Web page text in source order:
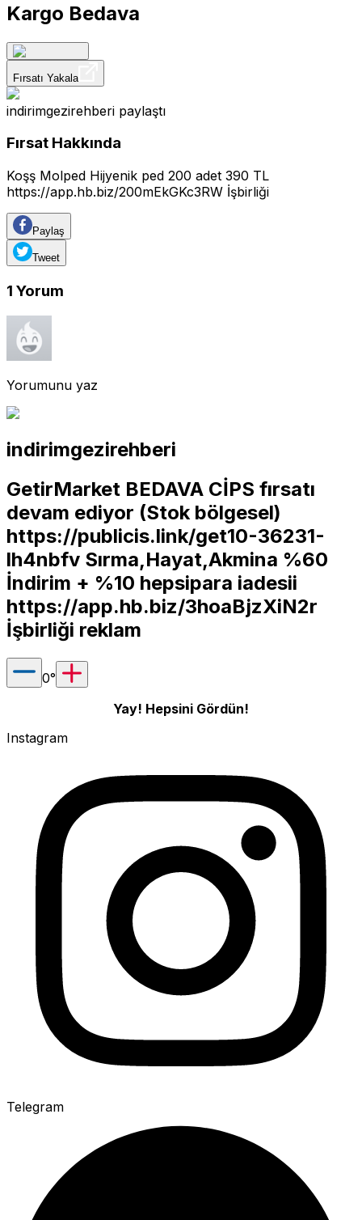
Kargo Bedava
Fırsatı Yakala
indirimgezirehberi paylaştı
Fırsat Hakkında
Koşş Molped Hijyenik ped 200 adet 390 TL
https://app.hb.biz/200mEkGKc3RW İşbirliği
Paylaş
Tweet
1 Yorum
Yorumunu yaz
indirimgezirehberi
GetirMarket BEDAVA CİPS fırsatı
devam ediyor (Stok bölgesel)
https://publicis.link/get10-36231-
lh4nbfv Sırma,Hayat,Akmina %60
İndirim + %10 hepsipara iadesii
https://app.hb.biz/3hoaBjzXiN2r
İşbirliği reklam
0°
Yay! Hepsini Gördün!
Instagram
Telegram